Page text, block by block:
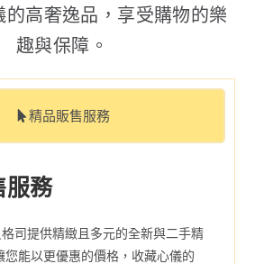
的高奢逸品，享受購物的樂
趣與保障。
精品販售服務
服務
司提供精緻且多元的全新與二手精
您能以更優惠的價格，收藏心儀的